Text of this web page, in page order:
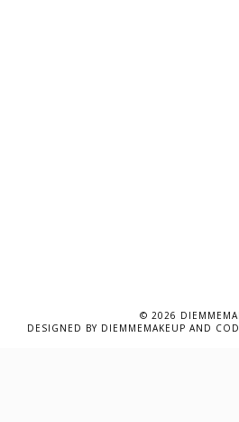
© 2026
DESIGNED BY DIEMMEMAKEUP AND